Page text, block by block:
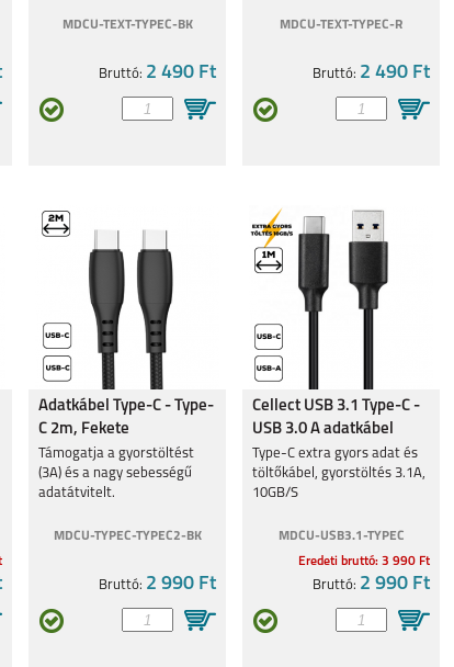
MDCU-TEXT-TYPEC-BK
Bruttó: 2 490 Ft
MDCU-TEXT-TYPEC-R
Bruttó: 2 490 Ft
Adatkábel Type-C - Type-
C 2m, Fekete
Támogatja a gyorstöltést
(3A) és a nagy sebességű
adatátvitelt.
MDCU-TYPEC-TYPEC2-BK
Bruttó: 2 990 Ft
Cellect USB 3.1 Type-C -
USB 3.0 A adatkábel
Type-C extra gyors adat és
töltőkábel, gyorstöltés 3.1A,
10GB/S
MDCU-USB3.1-TYPEC
Eredeti bruttó: 3 990 Ft
Bruttó: 2 990 Ft